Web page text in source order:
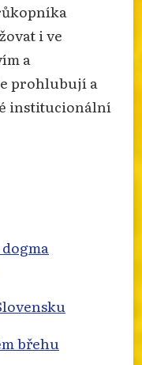
i ve
a
prohlubují a
institucionální
břehu